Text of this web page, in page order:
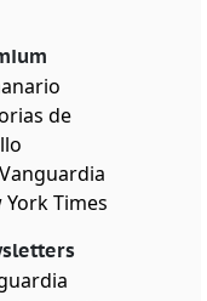
de
York Times